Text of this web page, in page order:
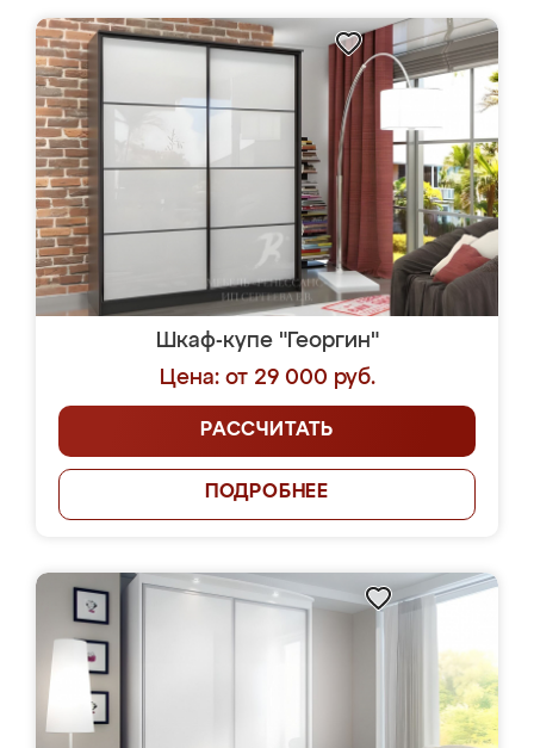
Шкаф-купе "Георгин"
Цена: от 29 000 руб.
РАССЧИТАТЬ
ПОДРОБНЕЕ